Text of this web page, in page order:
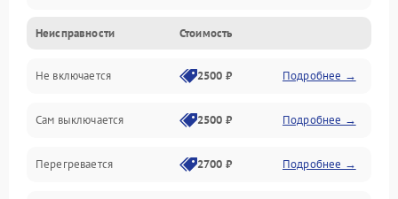
Неисправности Стоимость
Не включается 2500 ₽ Подробнее →
Сам выключается 2500 ₽ Подробнее →
Перегревается 2700 ₽ Подробнее →